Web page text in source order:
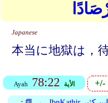
Japanese
本当に地獄は，
Ayah 78:22 الأية +/-